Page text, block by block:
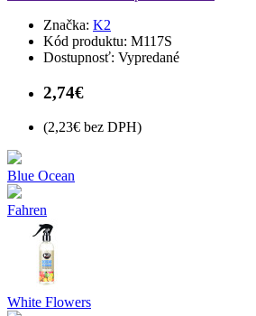
Značka: K2
Kód produktu: M117S
Dostupnosť: Vypredané
2,74€
(2,23€ bez DPH)
Blue Ocean
Fahren
White Flowers